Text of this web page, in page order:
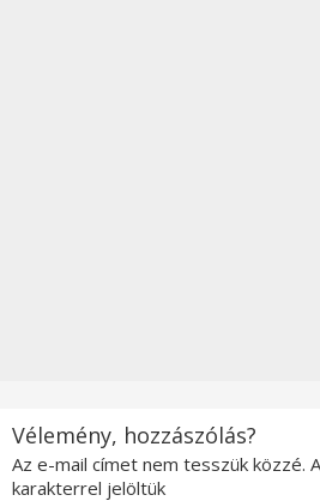
Vélemény, hozzászólás?
Az e-mail címet nem tesszük közzé.
karakterrel jelöltük